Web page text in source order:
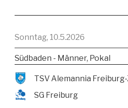
Sonntag, 10.5.2026
Südbaden - Männer, Pokal
TSV Alemannia
SG Freiburg